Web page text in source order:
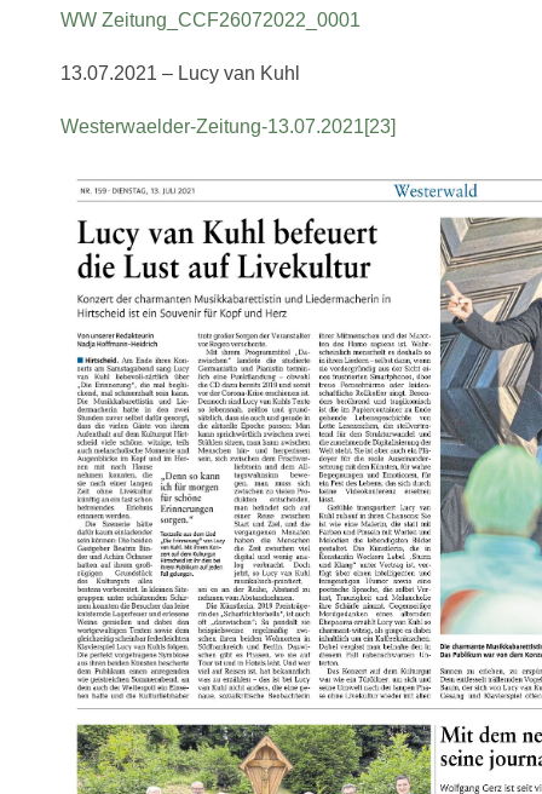
WW Zeitung_CCF26072022_0001
13.07.2021 – Lucy van Kuhl
Westerwaelder-Zeitung-13.07.2021[23]